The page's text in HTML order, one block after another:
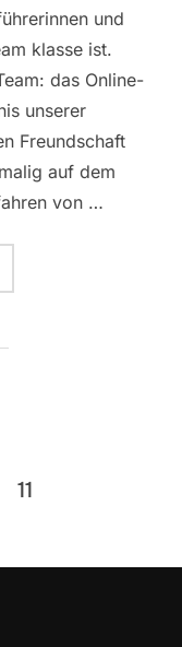
und
klasse ist.
das Online-
unserer
Freundschaft
auf dem
von …
VON KIEW
11